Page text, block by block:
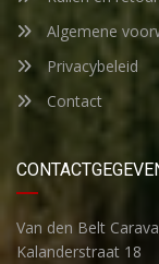
Algemene
Privacybeleid
Contact
Van den Belt
Kalanderstraat 18